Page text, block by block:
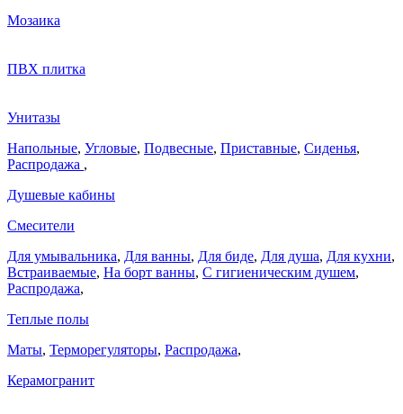
Мозаика
ПВХ плитка
Унитазы
Напольные, Угловые, Подвесные, Приставные, Сиденья,
Распродажа ,
Душевые кабины
Смесители
Для умывальника, Для ванны, Для биде, Для душа, Для кухни,
Встраиваемые, На борт ванны, C гигиеническим душем,
Распродажа,
Теплые полы
Маты, Терморегуляторы, Распродажа,
Керамогранит